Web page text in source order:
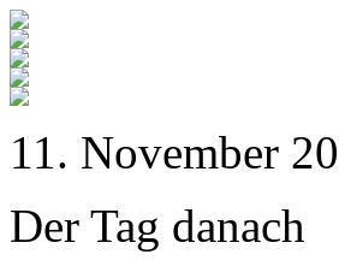
11. November
Der Tag danach